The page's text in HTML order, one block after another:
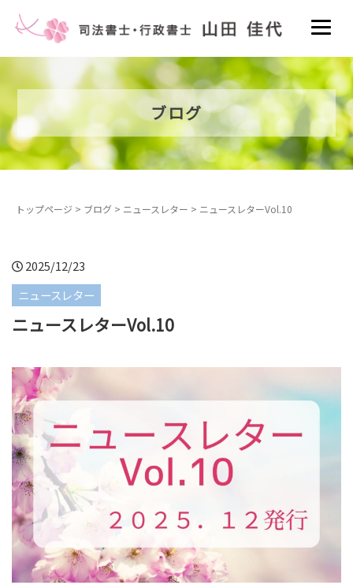
ブログ
トップページ > ブログ > ニュースレター > ニュースレターVol.10
2025/12/23
ニュースレター
ニュースレターVol.10